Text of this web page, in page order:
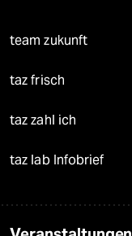
team zukunft
taz frisch
taz zahl ich
taz lab Infobrief